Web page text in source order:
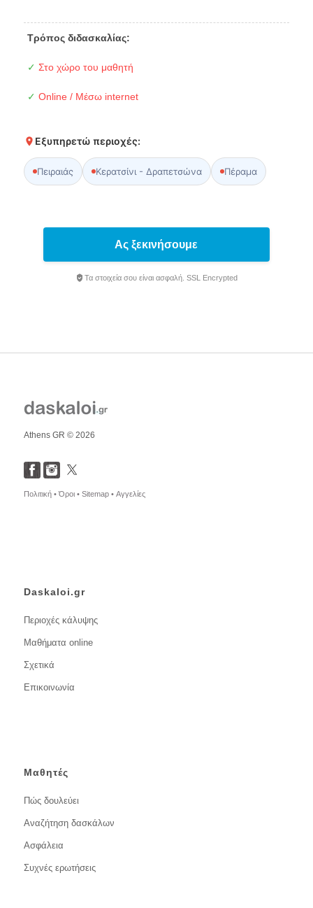
Τρόπος διδασκαλίας:
✓ Στο χώρο του μαθητή
✓ Online / Μέσω internet
Εξυπηρετώ περιοχές:
Πειραιάς Κερατσίνι - Δραπετσώνα Πέραμα
Ας ξεκινήσουμε
Τα στοιχεία σου είναι ασφαλή. SSL Encrypted
Athens GR © 2026
Πολιτική •Όροι • Sitemap • Αγγελίες
Daskaloi.gr
Περιοχές κάλυψης
Μαθήματα online
Σχετικά
Επικοινωνία
Μαθητές
Πώς δουλεύει
Αναζήτηση δασκάλων
Ασφάλεια
Συχνές ερωτήσεις